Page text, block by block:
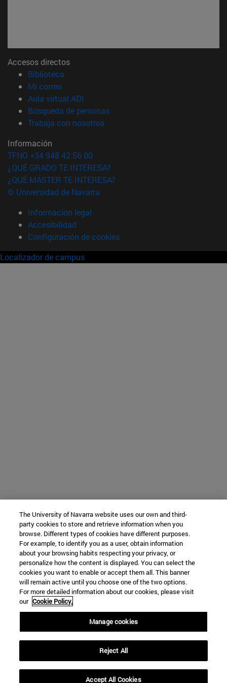
Accesos directos
Biblioteca
Mi correo(abre en nueva ventana)
Aula virtual ADI
Búsqueda de personas(abre en nueva ventana)
Trabaja con nosotros(abre en nueva ventana)
Información
TFNO +34 948 42 56 00
¿QUÉ GRADO TE INTERESA?
¿QUÉ MÁSTER TE INTERESA?
© Universidad de Navarra
Información legal
Accesibilidad
Configuración de cookies
Localizador de campus
The University of Navarra website uses our own and third-
party cookies to store and retrieve information when you
browse. Different types of cookies have different purposes.
For example, to identify you as a user, obtain information
about your browsing habits respecting your privacy, or
personalize how the content is displayed. You can select the
cookies you want to enable or accept them all. This banner
will remain active until you choose one of the two options.
For more detailed information about our cookies, please visit
our Cookie Policy.
Manage cookies
Reject All
Accept All Cookies